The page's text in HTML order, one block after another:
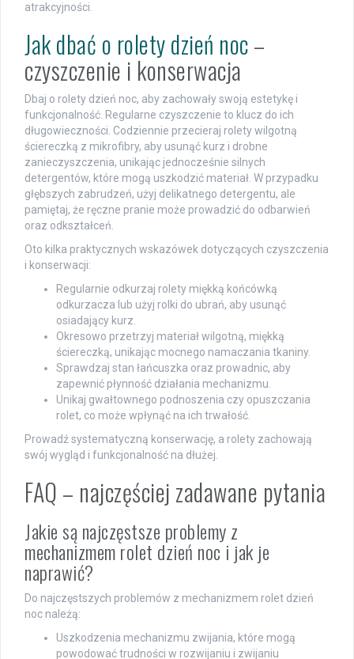
atrakcyjności.
Jak dbać o rolety dzień noc–
czyszczenie i konserwacja
Dbaj o rolety dzień noc, aby zachowały swoją estetykę i
funkcjonalność. Regularne czyszczenie to klucz do ich
długowieczności. Codziennie przecieraj rolety wilgotną
ściereczką z mikrofibry, aby usunąć kurz i drobne
zanieczyszczenia, unikając jednocześnie silnych
detergentów, które mogą uszkodzić materiał. W przypadku
głębszych zabrudzeń, użyj delikatnego detergentu, ale
pamiętaj, że ręczne pranie może prowadzić do odbarwień
oraz odkształceń.
Oto kilka praktycznych wskazówek dotyczących czyszczenia
i konserwacji:
Regularnie odkurzaj rolety miękką końcówką
odkurzacza lub użyj rolki do ubrań, aby usunąć
osiadający kurz.
Okresowo przetrzyj materiał wilgotną, miękką
ściereczką, unikając mocnego namaczania tkaniny.
Sprawdzaj stan łańcuszka oraz prowadnic, aby
zapewnić płynność działania mechanizmu.
Unikaj gwałtownego podnoszenia czy opuszczania
rolet, co może wpłynąć na ich trwałość.
Prowadź systematyczną konserwację, a rolety zachowają
swój wygląd i funkcjonalność na dłużej.
FAQ – najczęściej zadawane pytania
Jakie są najczęstsze problemy z
mechanizmem rolet dzień noc i jak je
naprawić?
Do najczęstszych problemów z mechanizmem rolet dzień
noc należą:
Uszkodzenia mechanizmu zwijania, które mogą
powodować trudności w rozwijaniu i zwijaniu